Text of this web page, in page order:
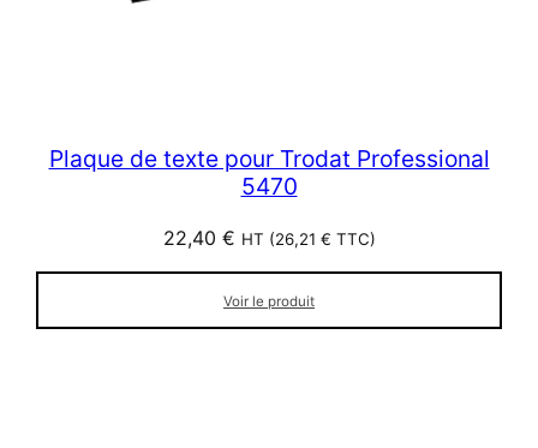
Plaque de texte pour Trodat Professional
5470
22,40 € HT (26,21 € TTC)
Voir le produit